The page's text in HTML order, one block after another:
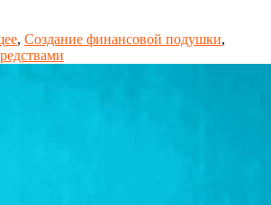
, Создание финансовой подушки,